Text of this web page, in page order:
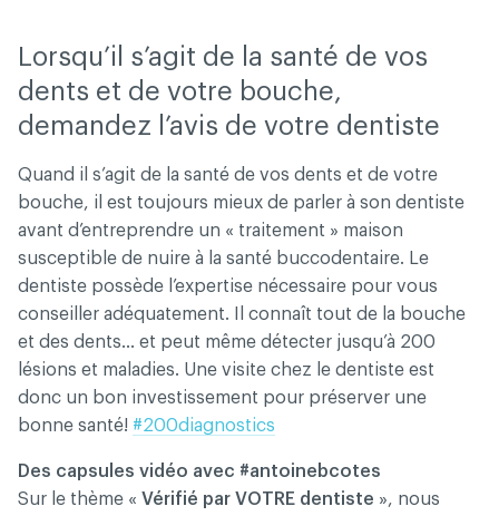
Lorsqu’il s’agit de la santé de vos
dents et de votre bouche,
demandez l’avis de votre dentiste
Quand il s’agit de la santé de vos dents et de votre
bouche, il est toujours mieux de parler à son dentiste
avant d’entreprendre un « traitement » maison
susceptible de nuire à la santé buccodentaire. Le
dentiste possède l’expertise nécessaire pour vous
conseiller adéquatement. Il connaît tout de la bouche
et des dents… et peut même détecter jusqu’à 200
lésions et maladies. Une visite chez le dentiste est
donc un bon investissement pour préserver une
bonne santé! #200diagnostics
Des capsules vidéo avec #antoinebcotes
Sur le thème « Vérifié par VOTRE dentiste », nous